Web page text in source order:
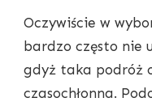
Oczywiście w
bardzo często nie
gdyż taka podróż
czasochłonna.